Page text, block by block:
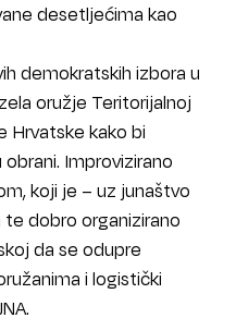
desetljećima kao
demokratskih izbora u
oružje Teritorijalnoj
Hrvatske kako bi
Improvizirano
koji je – uz junaštvo
dobro organizirano
da se odupre
i logistički